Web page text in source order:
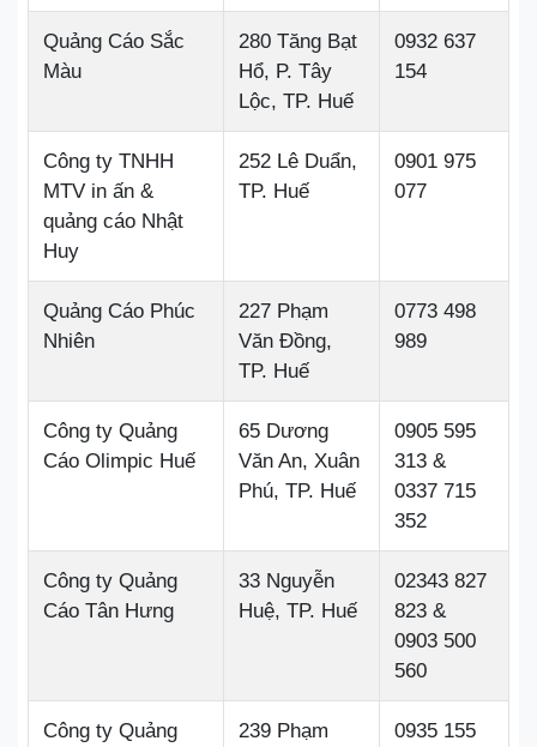
Quảng Cáo Sắc
Màu
280 Tăng Bạt
Hổ, P. Tây
Lộc, TP. Huế
0932 637
154
Công ty TNHH
MTV in ấn &
quảng cáo Nhật
Huy
252 Lê Duẩn,
TP. Huế
0901 975
077
Quảng Cáo Phúc
Nhiên
227 Phạm
Văn Đồng,
TP. Huế
0773 498
989
Công ty Quảng
Cáo Olimpic Huế
65 Dương
Văn An, Xuân
Phú, TP. Huế
0905 595
313 &
0337 715
352
Công ty Quảng
Cáo Tân Hưng
33 Nguyễn
Huệ, TP. Huế
02343 827
823 &
0903 500
560
Công ty Quảng
239 Phạm
0935 155